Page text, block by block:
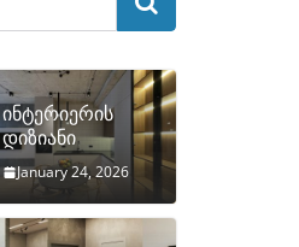
ინტერიერის
დიზიანი
January 24, 2026